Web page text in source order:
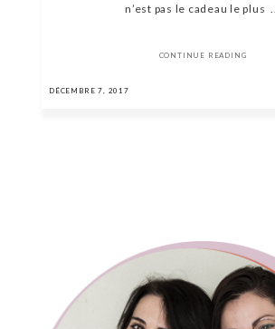
n’est pas le cadeau le plus ...
CONTINUE READING
DÉCEMBRE 7, 2017